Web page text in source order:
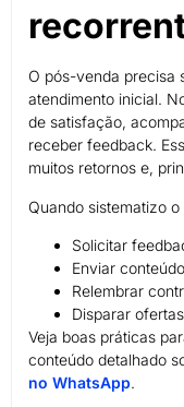
O pós-venda precisa
atendimento inicial.
de satisfação,
receber feedback.
muitos retornos e,
Quando sistematizo
Solicitar
Enviar
Relembrar
Disparar
Veja boas práticas
conteúdo detalhado
no WhatsApp.